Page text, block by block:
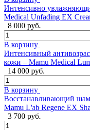
Интенсивно
Medical Unfading EX
8 000 руб.
В корзину
Интенсивный
кожи – Mamu Medical
14 000 руб.
В корзину
Восстанавливающий
Mamu L'ab Regene EX
3 700 руб.